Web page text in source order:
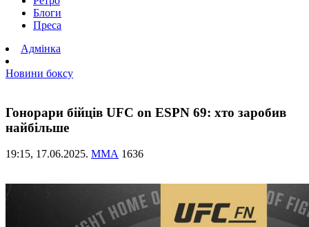
Блоги
Преса
Адмінка
Новини боксу
Гонорари бійців UFC on ESPN 69: хто заробив
найбільше
19:15, 17.06.2025. ММА 1636